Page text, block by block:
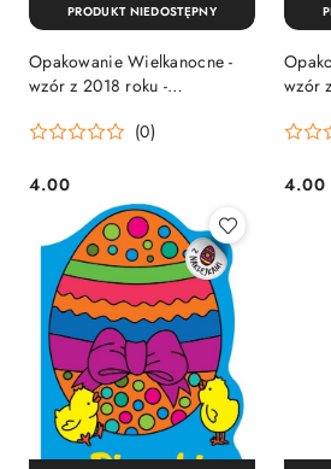
Opakowanie Wielkanocne -
wzór z 2018 roku -
(0)
Cena:
4.00
PRODUKT NIEDOSTĘPNY
wzór
Cena:
4.00